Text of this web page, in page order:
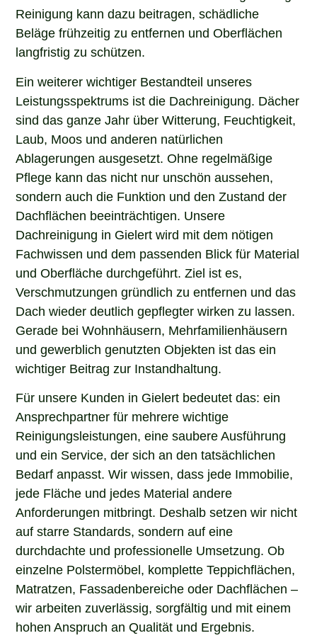
Reinigung kann dazu beitragen, schädliche
Beläge frühzeitig zu entfernen und Oberflächen
langfristig zu schützen.
Ein weiterer wichtiger Bestandteil unseres
Leistungsspektrums ist die Dachreinigung. Dächer
sind das ganze Jahr über Witterung, Feuchtigkeit,
Laub, Moos und anderen natürlichen
Ablagerungen ausgesetzt. Ohne regelmäßige
Pflege kann das nicht nur unschön aussehen,
sondern auch die Funktion und den Zustand der
Dachflächen beeinträchtigen. Unsere
Dachreinigung in Gielert wird mit dem nötigen
Fachwissen und dem passenden Blick für Material
und Oberfläche durchgeführt. Ziel ist es,
Verschmutzungen gründlich zu entfernen und das
Dach wieder deutlich gepflegter wirken zu lassen.
Gerade bei Wohnhäusern, Mehrfamilienhäusern
und gewerblich genutzten Objekten ist das ein
wichtiger Beitrag zur Instandhaltung.
Für unsere Kunden in Gielert bedeutet das: ein
Ansprechpartner für mehrere wichtige
Reinigungsleistungen, eine saubere Ausführung
und ein Service, der sich an den tatsächlichen
Bedarf anpasst. Wir wissen, dass jede Immobilie,
jede Fläche und jedes Material andere
Anforderungen mitbringt. Deshalb setzen wir nicht
auf starre Standards, sondern auf eine
durchdachte und professionelle Umsetzung. Ob
einzelne Polstermöbel, komplette Teppichflächen,
Matratzen, Fassadenbereiche oder Dachflächen –
wir arbeiten zuverlässig, sorgfältig und mit einem
hohen Anspruch an Qualität und Ergebnis.